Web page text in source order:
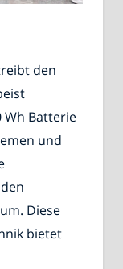
den
Wh Batterie
und
Diese
bietet